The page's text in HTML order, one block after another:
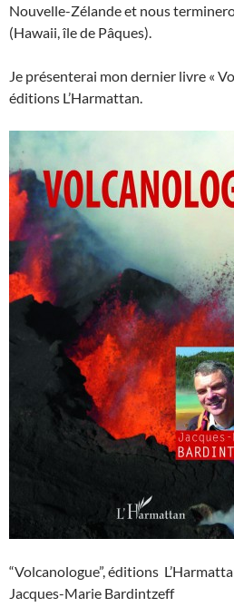
Nouvelle-Zélande et nous
(Hawaii, île de Pâques).
Je présenterai mon dernier livre «
éditions L’Harmattan.
“Volcanologue”, éditions
Jacques-Marie Bardintzeff